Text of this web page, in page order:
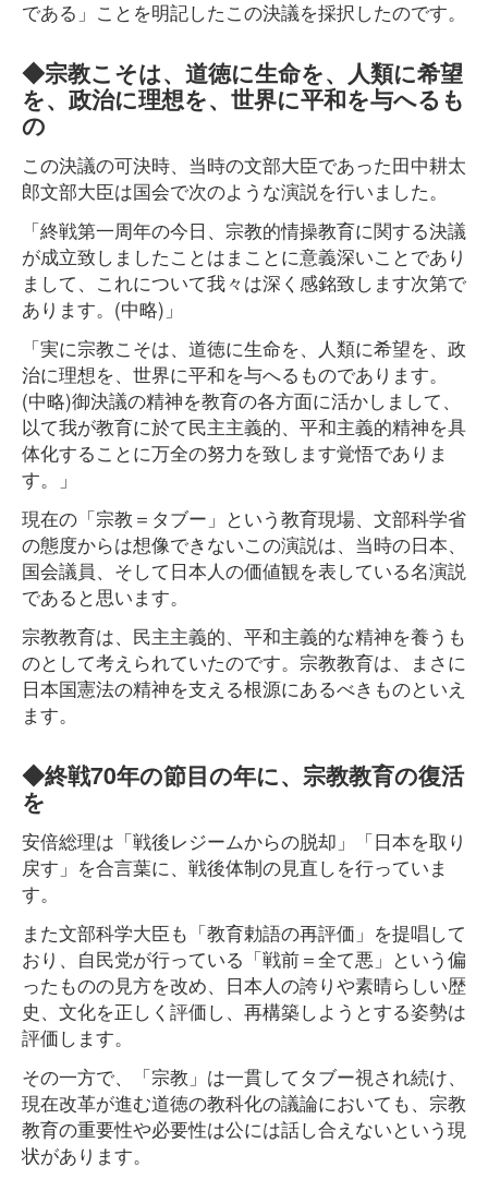
である」ことを明記したこの決議を採択したのです。
◆宗教こそは、道徳に生命を、人類に希望
を、政治に理想を、世界に平和を与へるも
の
この決議の可決時、当時の文部大臣であった田中耕太
郎文部大臣は国会で次のような演説を行いました。
「終戦第一周年の今日、宗教的情操教育に関する決議
が成立致しましたことはまことに意義深いことであり
まして、これについて我々は深く感銘致します次第で
あります。(中略)」
「実に宗教こそは、道徳に生命を、人類に希望を、政
治に理想を、世界に平和を与へるものであります。
(中略)御決議の精神を教育の各方面に活かしまして、
以て我が教育に於て民主主義的、平和主義的精神を具
体化することに万全の努力を致します覚悟でありま
す。」
現在の「宗教＝タブー」という教育現場、文部科学省
の態度からは想像できないこの演説は、当時の日本、
国会議員、そして日本人の価値観を表している名演説
であると思います。
宗教教育は、民主主義的、平和主義的な精神を養うも
のとして考えられていたのです。宗教教育は、まさに
日本国憲法の精神を支える根源にあるべきものといえ
ます。
◆終戦70年の節目の年に、宗教教育の復活
を
安倍総理は「戦後レジームからの脱却」「日本を取り
戻す」を合言葉に、戦後体制の見直しを行っていま
す。
また文部科学大臣も「教育勅語の再評価」を提唱して
おり、自民党が行っている「戦前＝全て悪」という偏
ったものの見方を改め、日本人の誇りや素晴らしい歴
史、文化を正しく評価し、再構築しようとする姿勢は
評価します。
その一方で、「宗教」は一貫してタブー視され続け、
現在改革が進む道徳の教科化の議論においても、宗教
教育の重要性や必要性は公には話し合えないという現
状があります。